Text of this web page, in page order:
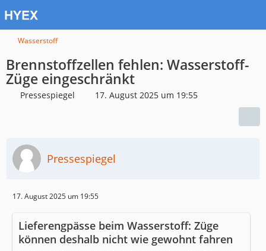
Wasserstoff
Brennstoffzellen fehlen: Wasserstoff-
Züge eingeschränkt
Pressespiegel 17. August 2025 um 19:55
Pressespiegel
17. August 2025 um 19:55
Lieferengpässe beim Wasserstoff: Züge
können deshalb nicht wie gewohnt fahren